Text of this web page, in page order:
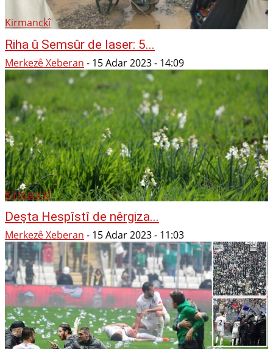
Kirmanckî
Riha û Semsûr de laser: 5...
Merkezê Xeberan - 15 Adar 2023 - 14:09
Kirmanckî
Deşta Hespîstî de nêrgiza...
Merkezê Xeberan - 15 Adar 2023 - 11:03